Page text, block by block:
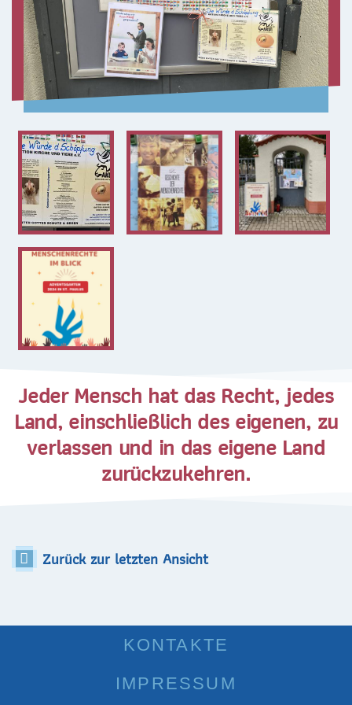
Jeder Mensch hat das Recht, jedes
Land, einschließlich des eigenen, zu
verlassen und in das eigene Land
zurückzukehren.
Zurück zur letzten Ansicht
KONTAKTE
IMPRESSUM